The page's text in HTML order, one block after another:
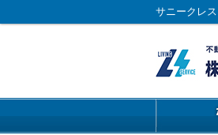
サニークレ